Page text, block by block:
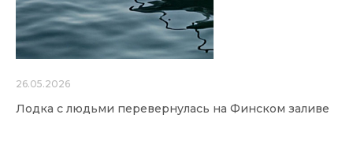
26.05.2026
Лодка с людьми перевернулась на Финском заливе